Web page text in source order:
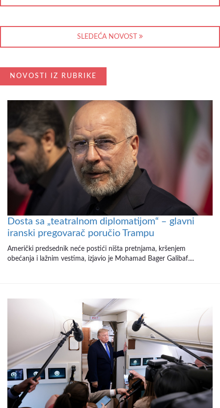
SLEDEĆA NOVOST
NOVOSTI IZ RUBRIKE
Dosta sa „teatralnom diplomatijom“ – glavni
iranski pregovarač poručio Trampu
Američki predsednik neće postići ništa pretnjama, kršenjem
obećanja i lažnim vestima, izjavio je Mohamad Bager Galibaf....